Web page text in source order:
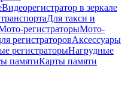
Видеорегистратор в зеркале
Для такси и
Мото-
Аксессуары
Нагрудные
Карты памяти